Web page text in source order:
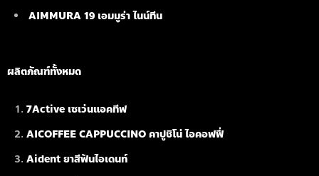
AIMMURA 19 เอมมูร่า ไนน์ทีน
ผลิตภัณฑ์ทั้งหมด
7Active เซเว่นแอคทีฟ
AICOFFEE CAPPUCCINO คาปูชิโน่ ไอคอฟฟี่
Aident ยาสีฟันไอเดนท์